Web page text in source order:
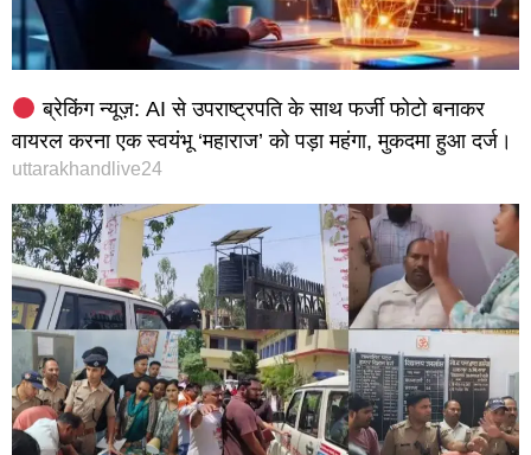
ब्रेकिंग न्यूज़: AI से उपराष्ट्रपति के साथ फर्जी फोटो बनाकर
वायरल करना एक स्वयंभू ‘महाराज’ को पड़ा महंगा, मुकदमा हुआ दर्ज।
uttarakhandlive24